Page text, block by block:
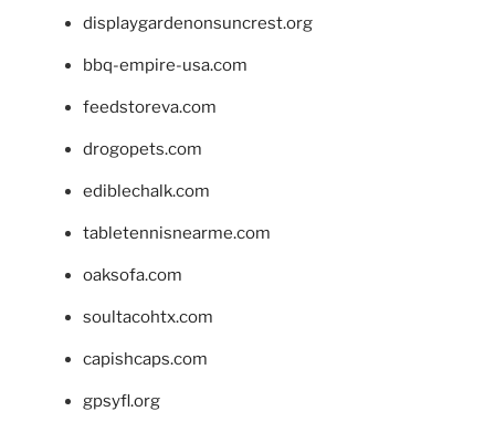
displaygardenonsuncrest.org
bbq-empire-usa.com
feedstoreva.com
drogopets.com
ediblechalk.com
tabletennisnearme.com
oaksofa.com
soultacohtx.com
capishcaps.com
gpsyfl.org